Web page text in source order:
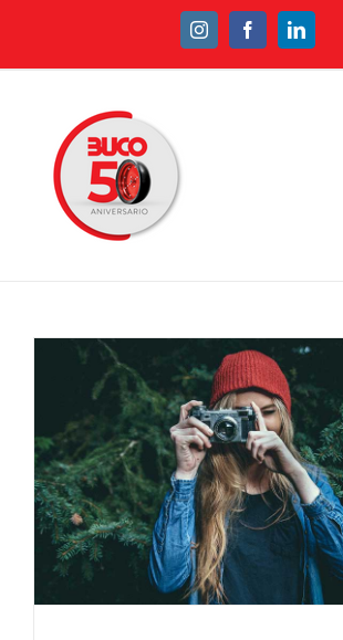
InstagramFacebook